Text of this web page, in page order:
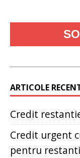
ARTICOLE
Credit
Credit urgent
pentru